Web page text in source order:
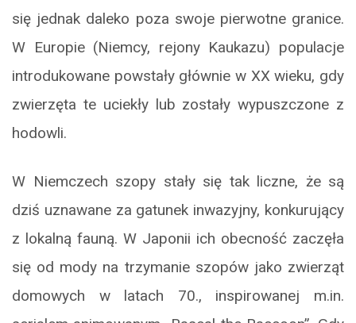
się jednak daleko poza swoje pierwotne granice.
W Europie (Niemcy, rejony Kaukazu) populacje
introdukowane powstały głównie w XX wieku, gdy
zwierzęta te uciekły lub zostały wypuszczone z
hodowli.
W Niemczech szopy stały się tak liczne, że są
dziś uznawane za gatunek inwazyjny, konkurujący
z lokalną fauną. W Japonii ich obecność zaczęła
się od mody na trzymanie szopów jako zwierząt
domowych w latach 70., inspirowanej m.in.